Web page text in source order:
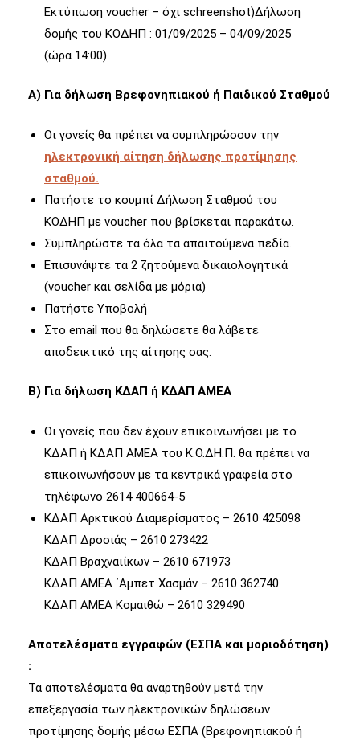
Εκτύπωση voucher – όχι schreenshot)Δήλωση
δομής του ΚΟΔΗΠ : 01/09/2025 – 04/09/2025
(ώρα 14:00)
Α) Για δήλωση Βρεφονηπιακού ή Παιδικού Σταθμού
Οι γονείς θα πρέπει να συμπληρώσουν την
ηλεκτρονική αίτηση δήλωσης προτίμησης
σταθμού.
Πατήστε το κουμπί Δήλωση Σταθμού του
ΚΟΔΗΠ με voucher που βρίσκεται παρακάτω.
Συμπληρώστε τα όλα τα απαιτούμενα πεδία.
Επισυνάψτε τα 2 ζητούμενα δικαιολογητικά
(voucher και σελίδα με μόρια)
Πατήστε Υποβολή
Στο email που θα δηλώσετε θα λάβετε
αποδεικτικό της αίτησης σας.
Β) Για δήλωση ΚΔΑΠ ή ΚΔΑΠ ΑΜΕΑ
Οι γονείς που δεν έχουν επικοινωνήσει με το
ΚΔΑΠ ή ΚΔΑΠ ΑΜΕΑ του Κ.Ο.ΔΗ.Π. θα πρέπει να
επικοινωνήσουν με τα κεντρικά γραφεία στο
τηλέφωνο 2614 400664-5
ΚΔΑΠ Αρκτικού Διαμερίσματος – 2610 425098
ΚΔΑΠ Δροσιάς – 2610 273422
ΚΔΑΠ Βραχναιίκων – 2610 671973
ΚΔΑΠ ΑΜΕΑ ΄Αμπετ Χασμάν – 2610 362740
ΚΔΑΠ ΑΜΕΑ Κομαιθώ – 2610 329490
Αποτελέσματα εγγραφών (ΕΣΠΑ και μοριοδότηση)
:
Τα αποτελέσματα θα αναρτηθούν μετά την
επεξεργασία των ηλεκτρονικών δηλώσεων
προτίμησης δομής μέσω ΕΣΠΑ (Βρεφονηπιακού ή